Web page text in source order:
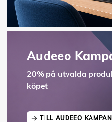
Audeeo
20% på utvalda
köpet
TILL AUDEEO KAMPANJ